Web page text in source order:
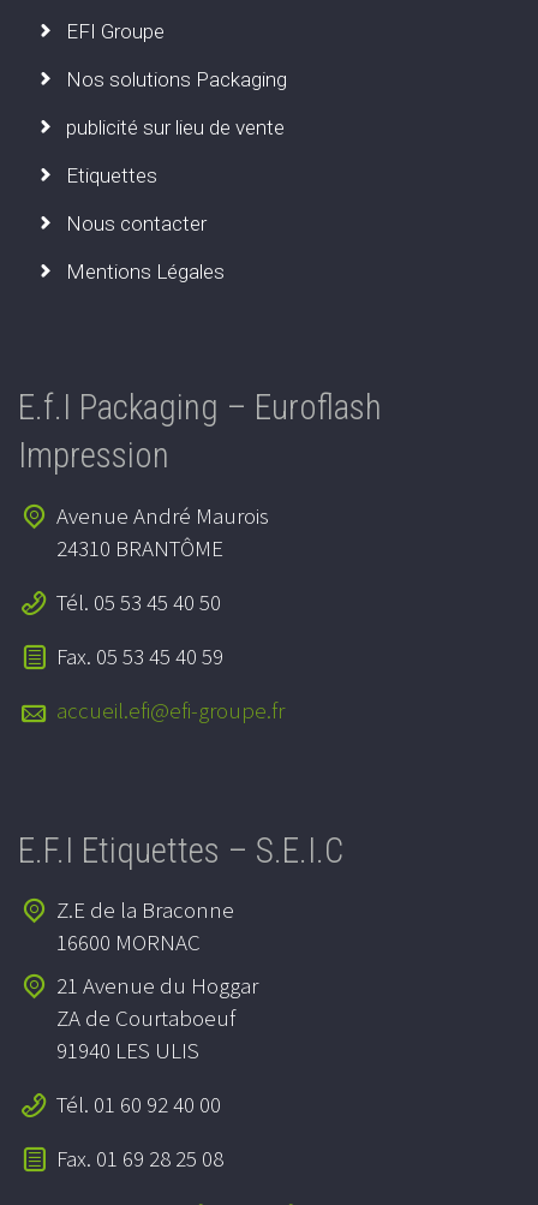
EFI Groupe
Nos solutions Packaging
publicité sur lieu de vente
Etiquettes
Nous contacter
Mentions Légales
E.f.I Packaging – Euroflash
Impression
Avenue André Maurois
24310 BRANTÔME
Tél. 05 53 45 40 50
Fax. 05 53 45 40 59
accueil.efi@efi-groupe.fr
E.F.I Etiquettes – S.E.I.C
Z.E de la Braconne
16600 MORNAC
21 Avenue du Hoggar
ZA de Courtaboeuf
91940 LES ULIS
Tél. 01 60 92 40 00
Fax. 01 69 28 25 08